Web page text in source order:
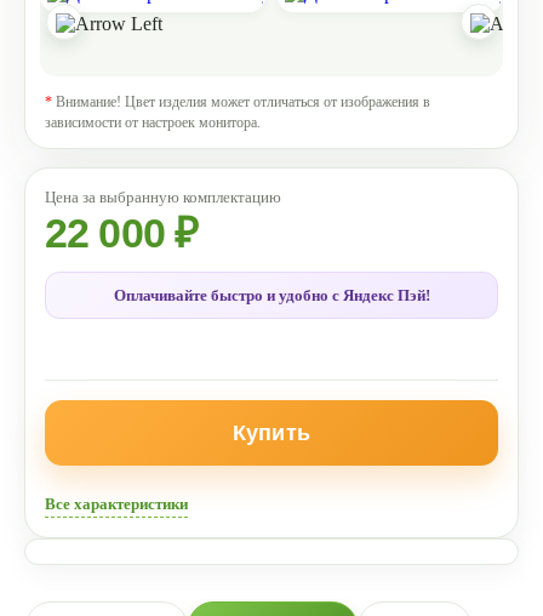
* Внимание! Цвет изделия может отличаться от изображения в
зависимости от настроек монитора.
22 000 ₽
Оплачивайте быстро и удобно с Яндекс Пэй!
Купить
Все характеристики